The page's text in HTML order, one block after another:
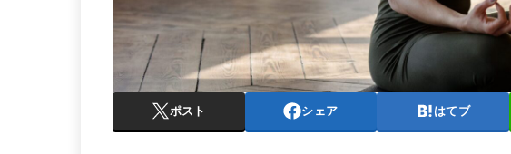
ポスト シェア はてブ